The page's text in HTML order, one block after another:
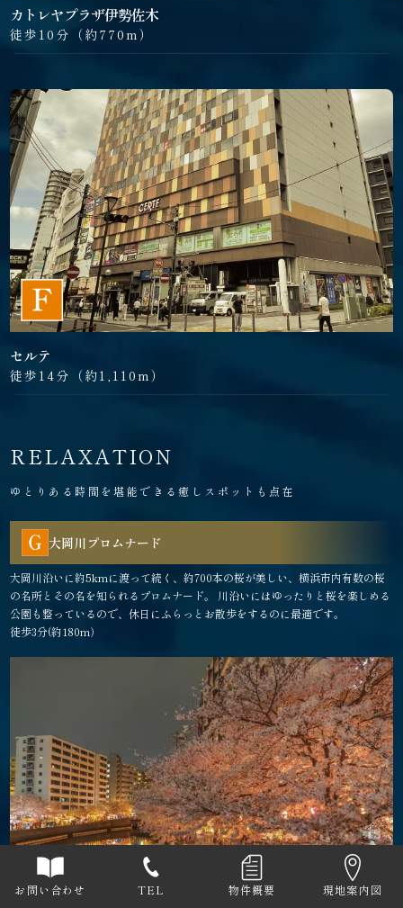
物件概要 現地案内図
TEL
お問い合わせ
カトレヤプラザ伊勢佐木
徒歩10分（約770m）
セルテ
徒歩14分（約1,110m）
RELAXATION
ゆとりある時間を堪能できる癒しスポットも点在
大岡川プロムナード
大岡川沿いに約5kmに渡って続く、約700本の桜が美しい、横浜市内有数の桜
の名所とその名を知られるプロムナード。 川沿いにはゆったりと桜を楽しめる
公園も整っているので、休日にふらっとお散歩をするのに最適です。
徒歩3分(約180m）